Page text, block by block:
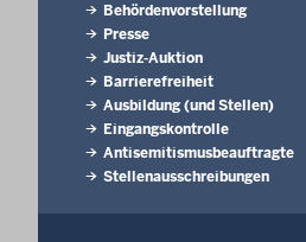
Behördenvorstellung
Presse
Justiz-Auktion
Barrierefreiheit
Ausbildung (und Stellen)
Eingangskontrolle
Antisemitismusbeauftragte
Stellenausschreibungen